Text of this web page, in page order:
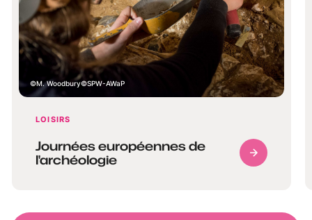
M. Woodbury©SPW-AWaP
LOISIRS
Journées européennes de
l'archéologie